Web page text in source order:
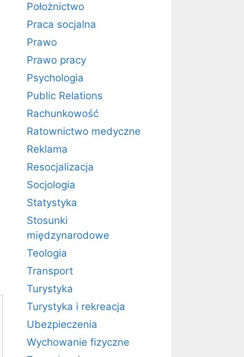
Położnictwo
Praca socjalna
Prawo
Prawo pracy
Psychologia
Public Relations
Rachunkowość
Ratownictwo medyczne
Reklama
Resocjalizacja
Socjologia
Statystyka
Stosunki
międzynarodowe
Teologia
Transport
Turystyka
Turystyka i rekreacja
Ubezpieczenia
Wychowanie fizyczne